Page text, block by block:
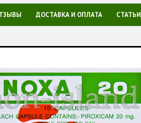
ДОСТАВКА И ОПЛАТА СТАТЬИ